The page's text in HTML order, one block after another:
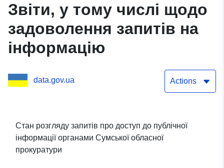
Звіти, у тому числі щодо
задоволення запитів на
інформацію
data.gov.ua Actions
Стан розгляду запитів про доступ до публічної
інформації органами Сумської обласної
прокуратури